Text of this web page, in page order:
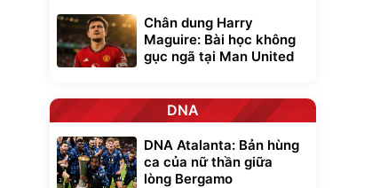
Chân dung Harry
Maguire: Bài học không
gục ngã tại Man United
DNA
DNA Atalanta: Bản hùng
ca của nữ thần giữa
lòng Bergamo